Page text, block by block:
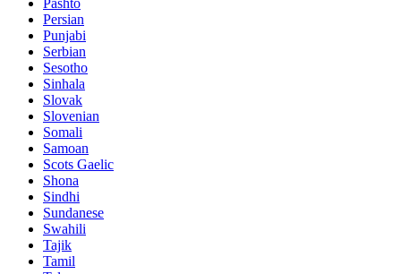
Persian
Punjabi
Serbian
Sesotho
Sinhala
Slovak
Slovenian
Somali
Samoan
Scots Gaelic
Shona
Sindhi
Sundanese
Swahili
Tajik
Tamil